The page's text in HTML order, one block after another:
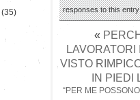
responses to this
«
LAVORATORI
VISTO
IN PIEDI
“PER ME
(35)